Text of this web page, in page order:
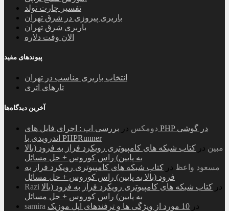
تفسیر چارت تولد
باربری پیروزی در شرق تهران
باربری شرق تهران
الان وقت دلاره
پیوندهای مفید
انتخاب باربری مناسب در تهران
تارهای اتری
آخرین دیدگاه‌ها
دومکس در بررسی اپ : اجرای فایل های PHP در گوشی
اندرویدی با PHPRunner
مبین در کتاب شبکه های کامپیوتری رویکرد فراز به فرود (بالا
به پایین) راس کوروس + حل مسائل
مسعود واعظ در کتاب شبکه های کامپیوتری رویکرد فراز به
فرود (بالا به پایین) راس کوروس + حل مسائل
Razi
در کتاب شبکه های کامپیوتری رویکرد فراز به فرود (بالا
به پایین) راس کوروس + حل مسائل
samira
در 10 مورد از ویژگی ها و ترفندهای اپل موزیک